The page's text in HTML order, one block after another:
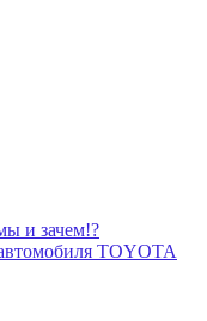
и зачем!?
TOYOTA